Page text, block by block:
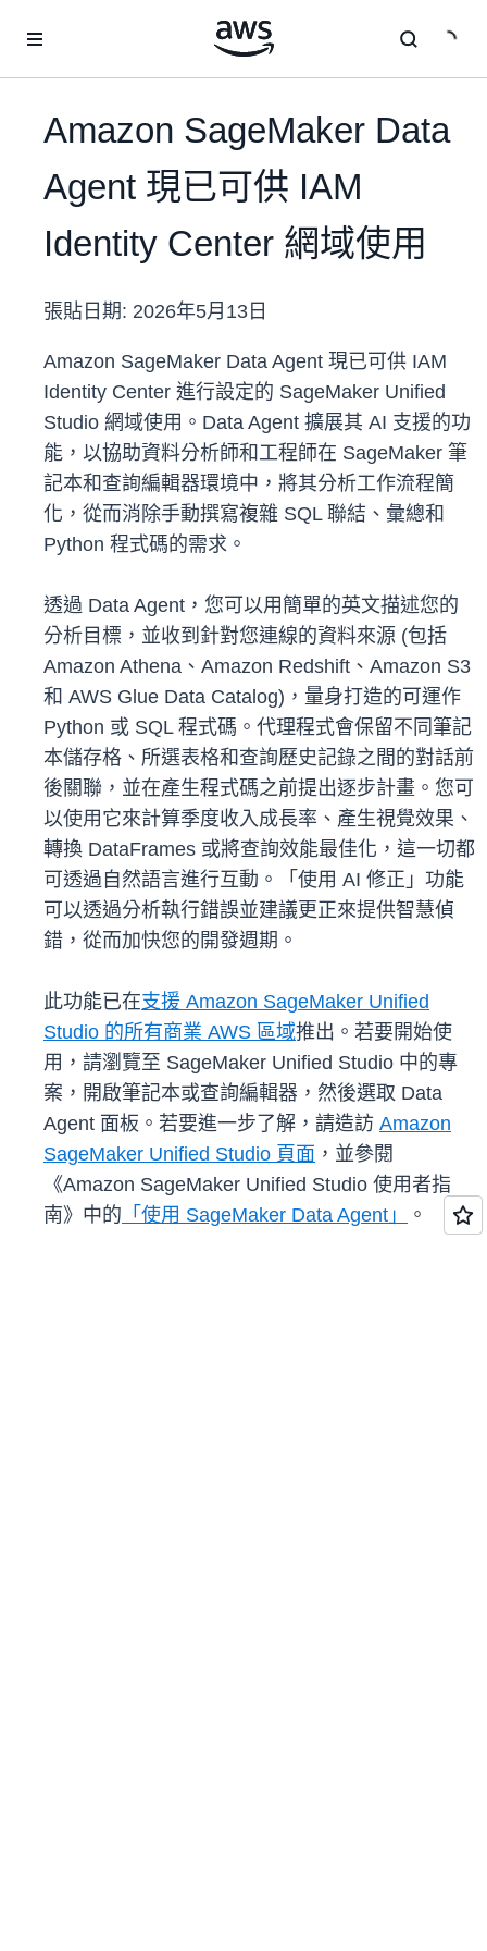
Amazon SageMaker Data
Agent 現已可供 IAM
Identity Center 網域使用
張貼日期: 2026年5月13日
Amazon SageMaker Data Agent 現已可供 IAM
Identity Center 進行設定的 SageMaker Unified
Studio 網域使用。Data Agent 擴展其 AI 支援的功
能，以協助資料分析師和工程師在 SageMaker 筆
記本和查詢編輯器環境中，將其分析工作流程簡
化，從而消除手動撰寫複雜 SQL 聯結、彙總和
Python 程式碼的需求。
透過 Data Agent，您可以用簡單的英文描述您的
分析目標，並收到針對您連線的資料來源 (包括
Amazon Athena、Amazon Redshift、Amazon S3
和 AWS Glue Data Catalog)，量身打造的可運作
Python 或 SQL 程式碼。代理程式會保留不同筆記
本儲存格、所選表格和查詢歷史記錄之間的對話前
後關聯，並在產生程式碼之前提出逐步計畫。您可
以使用它來計算季度收入成長率、產生視覺效果、
轉換 DataFrames 或將查詢效能最佳化，這一切都
可透過自然語言進行互動。「使用 AI 修正」功能
可以透過分析執行錯誤並建議更正來提供智慧偵
錯，從而加快您的開發週期。
此功能已在支援 Amazon SageMaker Unified
Studio 的所有商業 AWS 區域推出。若要開始使
用，請瀏覽至 SageMaker Unified Studio 中的專
案，開啟筆記本或查詢編輯器，然後選取 Data
Agent 面板。若要進一步了解，請造訪 Amazon
SageMaker Unified Studio 頁面 ，並參閱
《Amazon SageMaker Unified Studio 使用者指
南》中的 「使用 SageMaker Data Agent」 。